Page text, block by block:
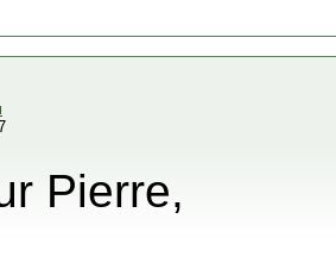
Pierre,